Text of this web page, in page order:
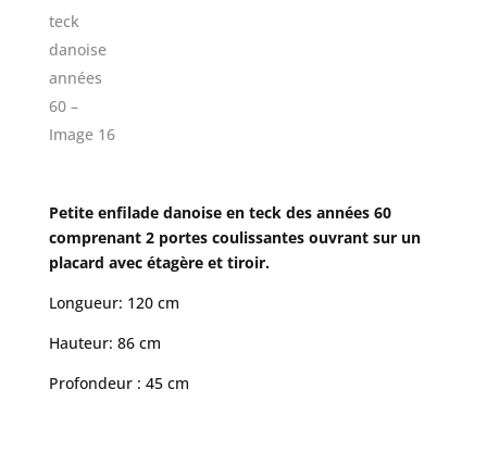
Petite enfilade danoise en teck des années 60
comprenant 2 portes coulissantes ouvrant sur un
placard avec étagère et tiroir.
Longueur: 120 cm
Hauteur: 86 cm
Profondeur : 45 cm